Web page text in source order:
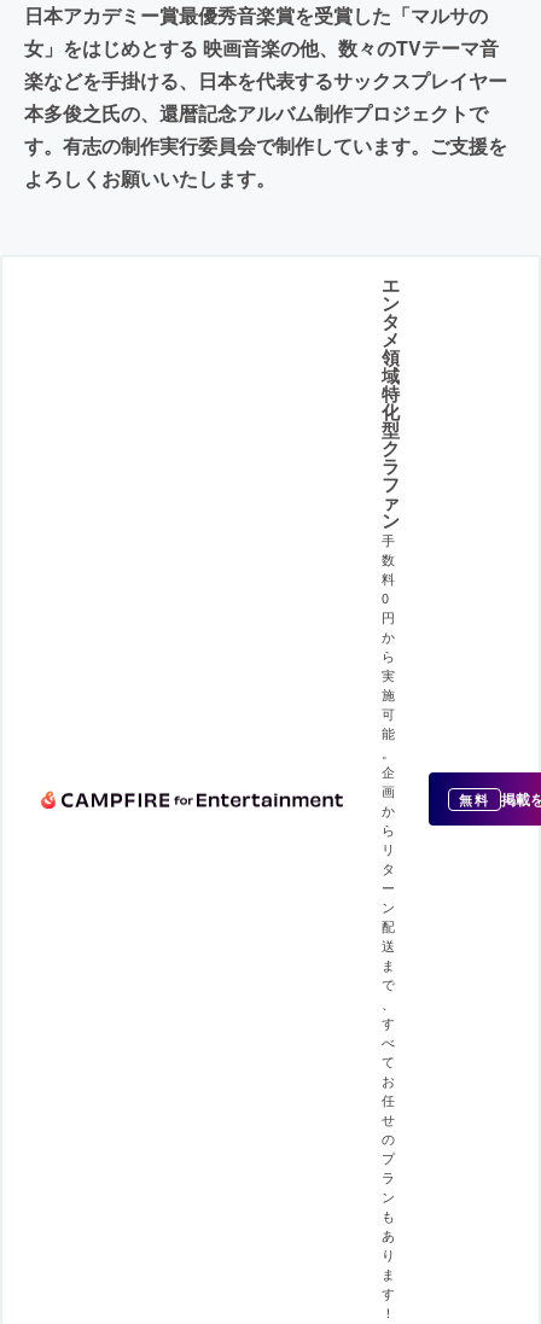
日本アカデミー賞最優秀音楽賞を受賞した「マルサの
女」をはじめとする 映画音楽の他、数々のTVテーマ音
楽などを手掛ける、日本を代表するサックスプレイヤー
本多俊之氏の、還暦記念アルバム制作プロジェクトで
す。有志の制作実行委員会で制作しています。ご支援を
よろしくお願いいたします。
エ
ン
タ
メ
領
域
特
化
型
ク
ラ
フ
ァ
ン
手
数
料
0
円
か
ら
実
施
可
能
。
企
画
か
ら
リ
タ
ー
ン
配
送
ま
で
、
す
べ
て
お
任
せ
の
プ
ラ
ン
も
あ
り
ま
す
！
無料 掲載